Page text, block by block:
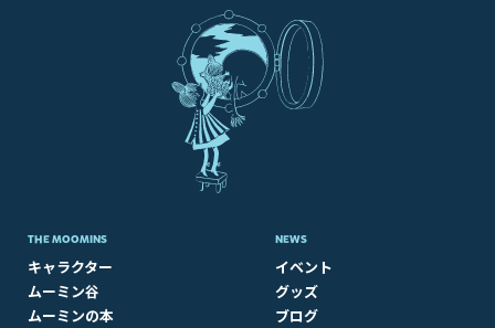
THE MOOMINS
キャラクター
ムーミン谷
ムーミンの本
NEWS
イベント
グッズ
ブログ